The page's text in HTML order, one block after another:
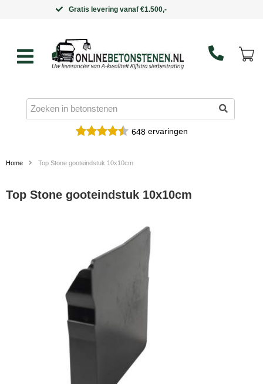
Binnen 5 werkdagen in huis
648ervaringen
Home Top Stone gooteindstuk 10x10cm
Top Stone gooteindstuk 10x10cm